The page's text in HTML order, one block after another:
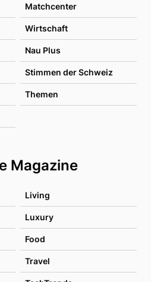
Matchcenter
Wirtschaft
Nau Plus
Stimmen der Schweiz
Themen
Magazine
Living
Luxury
Food
Travel